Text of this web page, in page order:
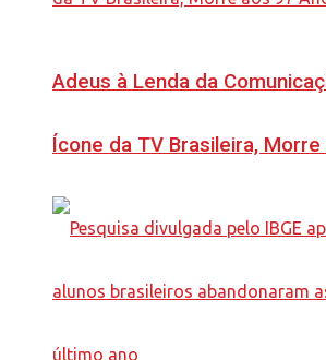
Adeus à Lenda da
Ícone da TV Brasileira,